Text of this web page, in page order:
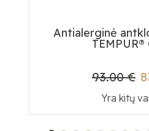
Antialerginė
TEMPUR®
93.00 €
Yra kitų